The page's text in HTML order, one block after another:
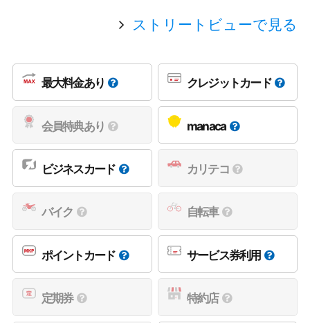
ストリートビューで見る
最大料金あり クレジットカード
会員特典あり manaca
ビジネスカード カリテコ
バイク 自転車
ポイントカード サービス券利用
定期券 特約店